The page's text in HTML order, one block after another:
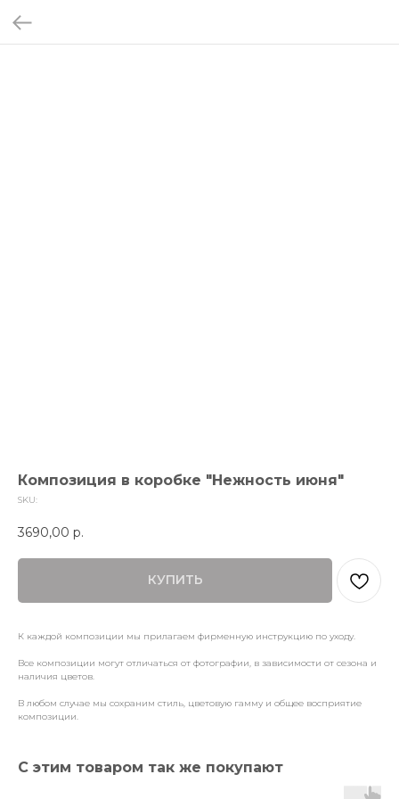
Композиция в коробке "Нежность июня"
SKU:
3690,00 р.
КУПИТЬ
К каждой композиции мы прилагаем фирменную инструкцию по уходу.
Все композиции могут отличаться от фотографии, в зависимости от сезона и
наличия цветов.
В любом случае мы сохраним стиль, цветовую гамму и общее восприятие
композиции.
С этим товаром так же покупают